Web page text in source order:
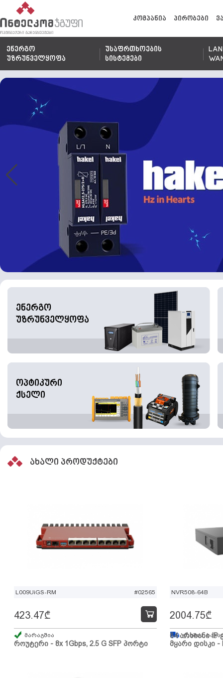
კომპანია პირობები
ენერგო
უზრუნველყოფა
უსაფრთხოების
სისტემები
ენერგო
უზრუნველყოფა
ოპტიკური
ქსელი
ახალი პროდუქტები
L009UiGS-RM #02565
როუტერი - 8x 1Gbps, 2.5 G SFP პორტი
423.47₾
მარაგშია
NVR508-64B
64 არხიანი IP
მყარი დისკი -
2004.75₾
გზაშია,